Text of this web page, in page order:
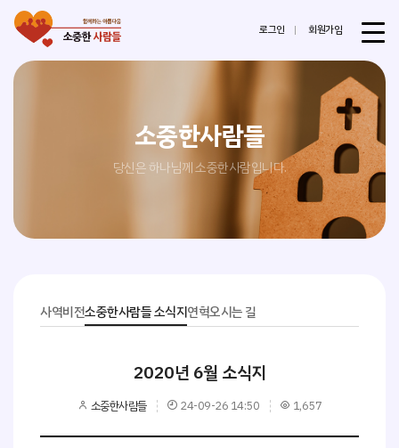
로그인 회원가입
소중한사람들
당신은 하나님께 소중한사람입니다.
사역비전소중한사람들 소식지연혁오시는 길
2020년 6월 소식지
소중한사람들 24-09-26 14:50 1,657